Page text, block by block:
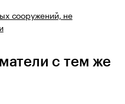
сооружений, не
с тем же